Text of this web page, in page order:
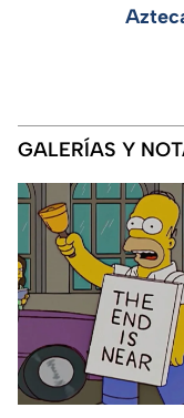
GALERÍAS Y